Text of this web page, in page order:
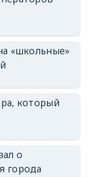
«школьные»
который
о
города